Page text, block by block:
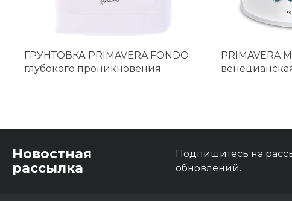
ГРУНТОВКА PRIMAVERA FONDO
глубокого проникновения
PRIMAVERA
Новостная
рассылка
Подпишитесь на
обновлений.